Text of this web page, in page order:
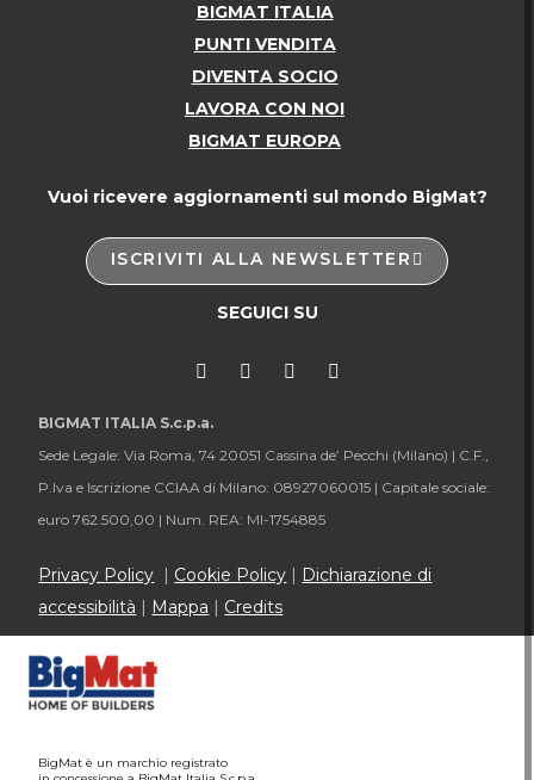
BIGMAT ITALIA
PUNTI VENDITA
DIVENTA SOCIO
LAVORA CON NOI
BIGMAT EUROPA
Vuoi ricevere aggiornamenti sul mondo BigMat?
ISCRIVITI ALLA NEWSLETTER
SEGUICI SU
BIGMAT ITALIA S.c.p.a.
Sede Legale: Via Roma, 74 20051 Cassina de’ Pecchi (Milano) | C.F.,
P.Iva e Iscrizione CCIAA di Milano: 08927060015 | Capitale sociale:
euro 762.500,00 | Num. REA: MI-1754885
Privacy Policy Cookie Policy
Dichiarazione di
accessibilità
Mappa Credits
BigMat è un marchio registrato